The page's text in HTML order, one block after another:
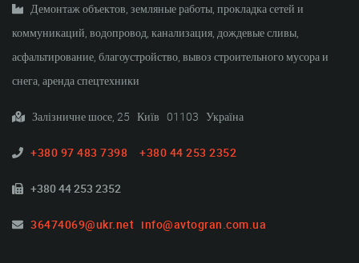
Демонтаж объектов, земляные работы, прокладка сетей и
коммуникаций, водопровод, канализация, дождевые сливы,
асфальтирование, благоустройство, вывоз строительного мусора и
снега, аренда спецтехники
Залізничне шосе, 25 Київ 01103 Україна
+380 97 483 7398 +380 44 253 2352
+380 44 253 2352
36474069@ukr.net info@avtogran.com.ua